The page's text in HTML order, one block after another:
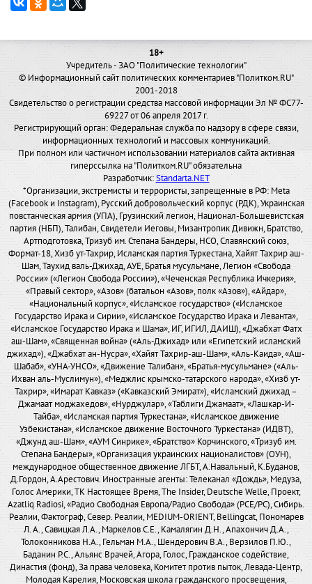
18+
Учредитель - ЗАО "Политические технологии"
© Информационный сайт политических комментариев "Политком.RU"
2001-2018
Свидетельство о регистрации средства массовой информации Эл № ФС77-
69227 от 06 апреля 2017 г.
Регистрирующий орган: Федеральная служба по надзору в сфере связи,
информационных технологий и массовых коммуникаций.
При полном или частичном использовании материалов сайта активная
гиперссылка на "Политком.RU" обязательна
Разработчик:Standarta.NET
*Организации, экстремисты и террористы, запрещенные в РФ: Meta
(Facebook и Instagram), Русский добровольческий корпус (РДК), Украинская
повстанческая армия (УПА), Грузинский легион, Национал-Большевистская
партия (НБП), Талибан, Свидетели Иеговы, Мизантропик Дивижн, Братство,
Артподготовка, Тризуб им. Степана Бандеры, НСО, Славянский союз,
Формат-18, Хизб ут-Тахрир, Исламская партия Туркестана, Хайят Тахрир аш-
Шам, Таухид валь-Джихад, АУЕ, Братья мусульмане, Легион «Свобода
России» («Легион Свобода России»), «Чеченская Республика Ичкерия»,
«Правый сектор», «Азов» (батальон «Азов», полк «Азов»), «Айдар»,
«Национальный корпус», «Исламское государство» («Исламское
Государство Ирака и Сирии», «Исламское Государство Ирака и Леванта»,
«Исламское Государство Ирака и Шама», ИГ, ИГИЛ, ДАИШ), «Джабхат Фатх
аш-Шам», «Священная война» («Аль-Джихад» или «Египетский исламский
джихад»), «Джабхат ан-Нусра», «Хайят Тахрир-аш-Шам», «Аль-Каида», «Аш-
Шабаб», «УНА-УНСО», «Движение Талибан», «Братья-мусульмане» («Аль-
Ихван аль-Муслимун»), «Меджлис крымско-татарского народа», «Хизб ут-
Тахрир», «Имарат Кавказ» («Кавказский Эмират»), «Исламский джихад –
Джамаат моджахедов», «Нурджулар», «Таблиги Джамаат», «Лашкар-И-
Тайба», «Исламская партия Туркестана», «Исламское движение
Узбекистана», «Исламское движение Восточного Туркестана» (ИДВТ),
«Джунд аш-Шам», «АУМ Синрике», «Братство» Корчинского, «Тризуб им.
Степана Бандеры», «Организация украинских националистов» (ОУН),
международное общественное движение ЛГБТ, А.Навальный, К.Буданов,
Д.Гордон, А.Арестович. Иностранные агенты: Телеканал «Дождь», Медуза,
Голос Америки, ТК Настоящее Время, The Insider, Deutsche Welle, Проект,
Azatliq Radiosi, «Радио Свободная Европа/Радио Свобода» (PCE/PC), Сибирь.
Реалии, Фактограф, Север. Реалии, MEDIUM-ORIENT, Bellingcat, Пономарев
Л. А., Савицкая Л.А., Маркелов С.Е., Камалягин Д.Н., Апахончич Д.А.,
Толоконникова Н.А., Гельман М.А., Шендерович В.А., Верзилов П.Ю.,
Баданин Р.С., Альянс Врачей, Агора, Голос, Гражданское содействие,
Династия (фонд), За права человека, Комитет против пыток, Левада-Центр,
Молодая Карелия, Московская школа гражданского просвещения,